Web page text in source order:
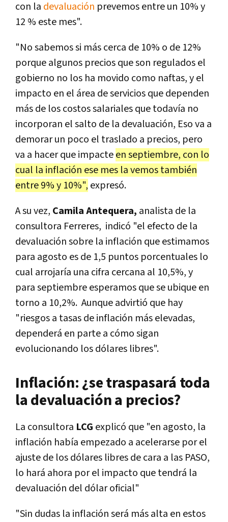
con la devaluación prevemos entre un 10% y
12 % este mes".
"No sabemos si más cerca de 10% o de 12%
porque algunos precios que son regulados el
gobierno no los ha movido como naftas, y el
impacto en el área de servicios que dependen
más de los costos salariales que todavía no
incorporan el salto de la devaluación, Eso va a
demorar un poco el traslado a precios, pero
va a hacer que impacteen septiembre, con lo
cual la inflación ese mes la vemos también
entre 9% y 10%", expresó.
A su vez, Camila Antequera, analista de la
consultora Ferreres, indicó "el efecto de la
devaluación sobre la inflación que estimamos
para agosto es de 1,5 puntos porcentuales lo
cual arrojaría una cifra cercana al 10,5%, y
para septiembre esperamos que se ubique en
torno a 10,2%. Aunque advirtió que hay
"riesgos a tasas de inflación más elevadas,
dependerá en parte a cómo sigan
evolucionando los dólares libres".
Inflación: ¿se traspasará toda
la devaluación a precios?
La consultora LCG explicó que "en agosto, la
inflación había empezado a acelerarse por el
ajuste de los dólares libres de cara a las PASO,
lo hará ahora por el impacto que tendrá la
devaluación del dólar oficial"
"Sin dudas la inflación será más alta en estos